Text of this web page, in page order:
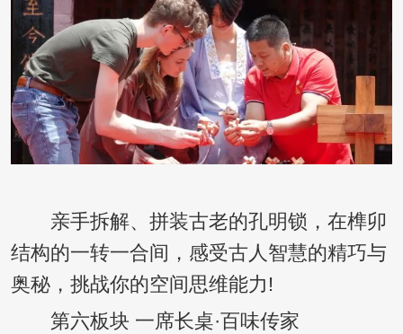
亲手拆解、拼装古老的孔明锁，在榫卯
结构的一转一合间，感受古人智慧的精巧与
奥秘，挑战你的空间思维能力!
第六板块 一席长桌·百味传家